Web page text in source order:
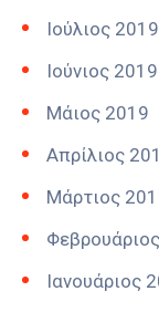
Ιούλιος 2019
Ιούνιος 2019
Μάιος 2019
Απρίλιος
Μάρτιος
Ιανουάριος